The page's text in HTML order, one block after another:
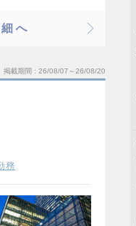
へ
掲載期間 26/08/07～26/08/20
務